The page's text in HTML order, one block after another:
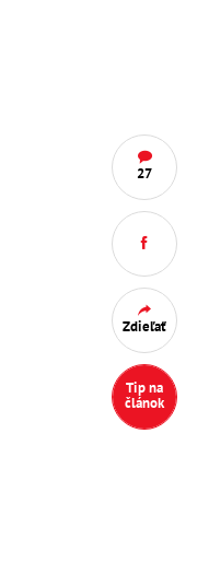
27
Zdieľať
Tip na
článok